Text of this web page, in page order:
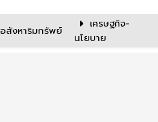
อสังหาริมทรัพย์
เศรษฐกิจ-
นโยบาย